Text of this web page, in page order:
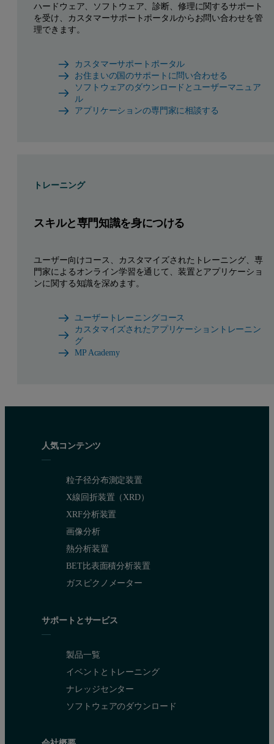
ハードウェア、ソフトウェア、診断、修理に関するサポート
を受け、カスタマーサポートポータルからお問い合わせを管
理できます。
カスタマーサポートポータル
お住まいの国のサポートに問い合わせる
ソフトウェアのダウンロードとユーザーマニュア
ル
アプリケーションの専門家に相談する
トレーニング
スキルと専門知識を身につける
ユーザー向けコース、カスタマイズされたトレーニング、専
門家によるオンライン学習を通じて、装置とアプリケーショ
ンに関する知識を深めます。
ユーザートレーニングコース
カスタマイズされたアプリケーショントレーニン
グ
MP Academy
人気コンテンツ
粒子径分布測定装置
X線回折装置（XRD）
XRF分析装置
画像分析
熱分析装置
BET比表面積分析装置
ガスピクノメーター
サポートとサービス
製品一覧
イベントとトレーニング
ナレッジセンター
ソフトウェアのダウンロード